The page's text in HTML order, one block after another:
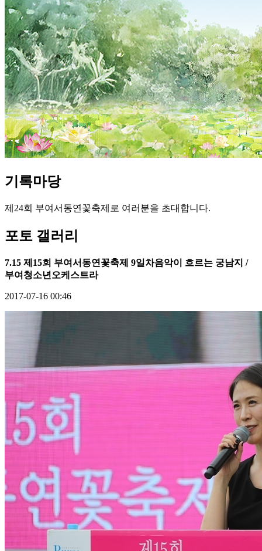
기록마당
제24회 부여서동연꽃축제로 여러분을 초대합니다.
포토 갤러리
7.15 제15회 부여서동연꽃축제 9일차음악이 흐르는 궁남지 /
부여청소년오케스트라
2017-07-16 00:46